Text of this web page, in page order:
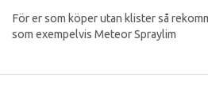
För er som köper utan klister så
som exempelvis Meteor Spraylim